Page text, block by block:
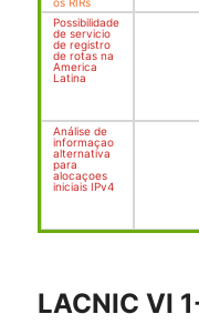
Possibilidade
de servicio
de registro
de rotas na
America
Latina
Análise de
informaçao
alternativa
para
alocaçoes
iniciais IPv4
LACNIC VI